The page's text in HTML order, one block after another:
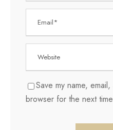
Save my name,
browser for the next